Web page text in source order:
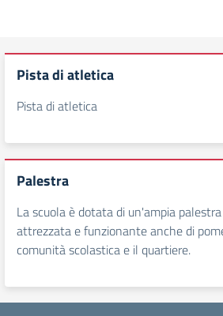
Pista di atletica
Pista di atletica
Palestra
La scuola è dotata di un'ampia
attrezzata e funzionante anche di
comunità scolastica e il quartiere.